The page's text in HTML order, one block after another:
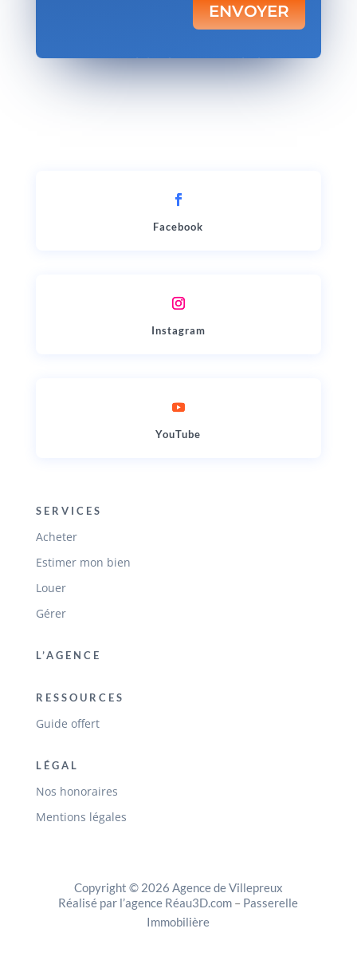
ENVOYER
Votre satisfaction, notre priorité.
Facebook
Instagram
YouTube
SERVICES
Acheter
Estimer mon bien
Louer
Gérer
L’AGENCE
RESSOURCES
Guide offert
LÉGAL
Nos honoraires
Mentions légales
Copyright © 2026 Agence de Villepreux
Réalisé par l’agence Réau3D.com – Passerelle
Immobilière